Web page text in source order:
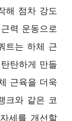
해 점차 강도
력 운동으로
트는 하체 근
탄하게 만들
근육을 더욱
크와 같은 코
세를 개선할